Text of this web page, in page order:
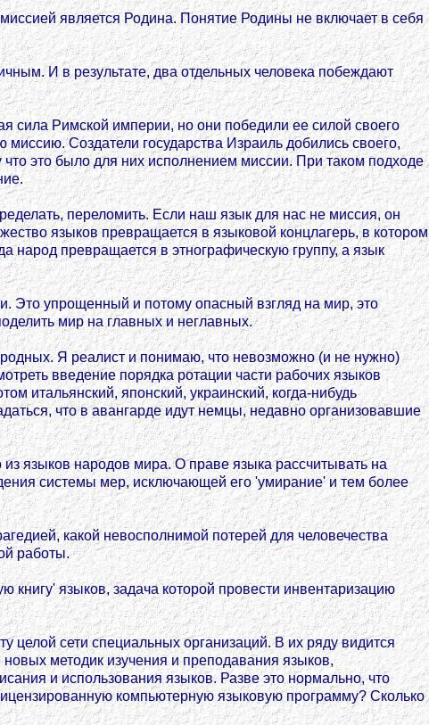
является Родина. Понятие Родины не включает в себя
И в результате, два отдельных человека побеждают
Римской империи, но они победили ее силой своего
Создатели государства Израиль добились своего,
это было для них исполнением миссии. При таком подходе
переломить. Если наш язык для нас не миссия, он
языков превращается в языковой концлагерь, в котором
народ превращается в этнографическую группу, а язык
Это упрощенный и потому опасный взгляд на мир, это
мир на главных и неглавных.
Я реалист и понимаю, что невозможно (и не нужно)
введение порядка ротации части рабочих языков
итальянский, японский, украинский, когда-нибудь
что в авангарде идут немцы, недавно организовавшие
языков народов мира. О праве языка рассчитывать на
системы мер, исключающей его 'умирание' и тем более
какой невосполнимой потерей для человечества
работы.
языков, задача которой провести инвентаризацию
сети специальных организаций. В их ряду видится
методик изучения и преподавания языков,
и использования языков. Разве это нормально, что
компьютерную языковую программу? Сколько